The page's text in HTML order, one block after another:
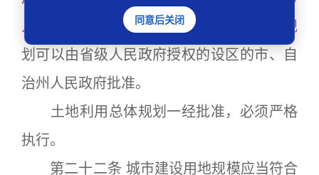
人民政府批准;其中，乡(镇)土地利用总体规
划可以由省级人民政府授权的设区的市、自
治州人民政府批准。
土地利用总体规划一经批准，必须严格
执行。
第二十二条 城市建设用地规模应当符合
同意后关闭